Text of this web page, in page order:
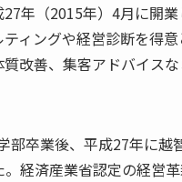
年（2015年）4月に開
ィングや経営診断を得
改善、集客アドバイス
卒業後、平成27年に越
経済産業省認定の経営